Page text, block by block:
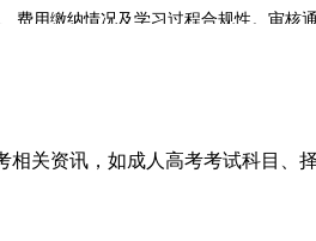
缴纳情况及学习过程合规性。审核
成学业不存在实质性障碍。
关资讯，如成人高考考试科目、